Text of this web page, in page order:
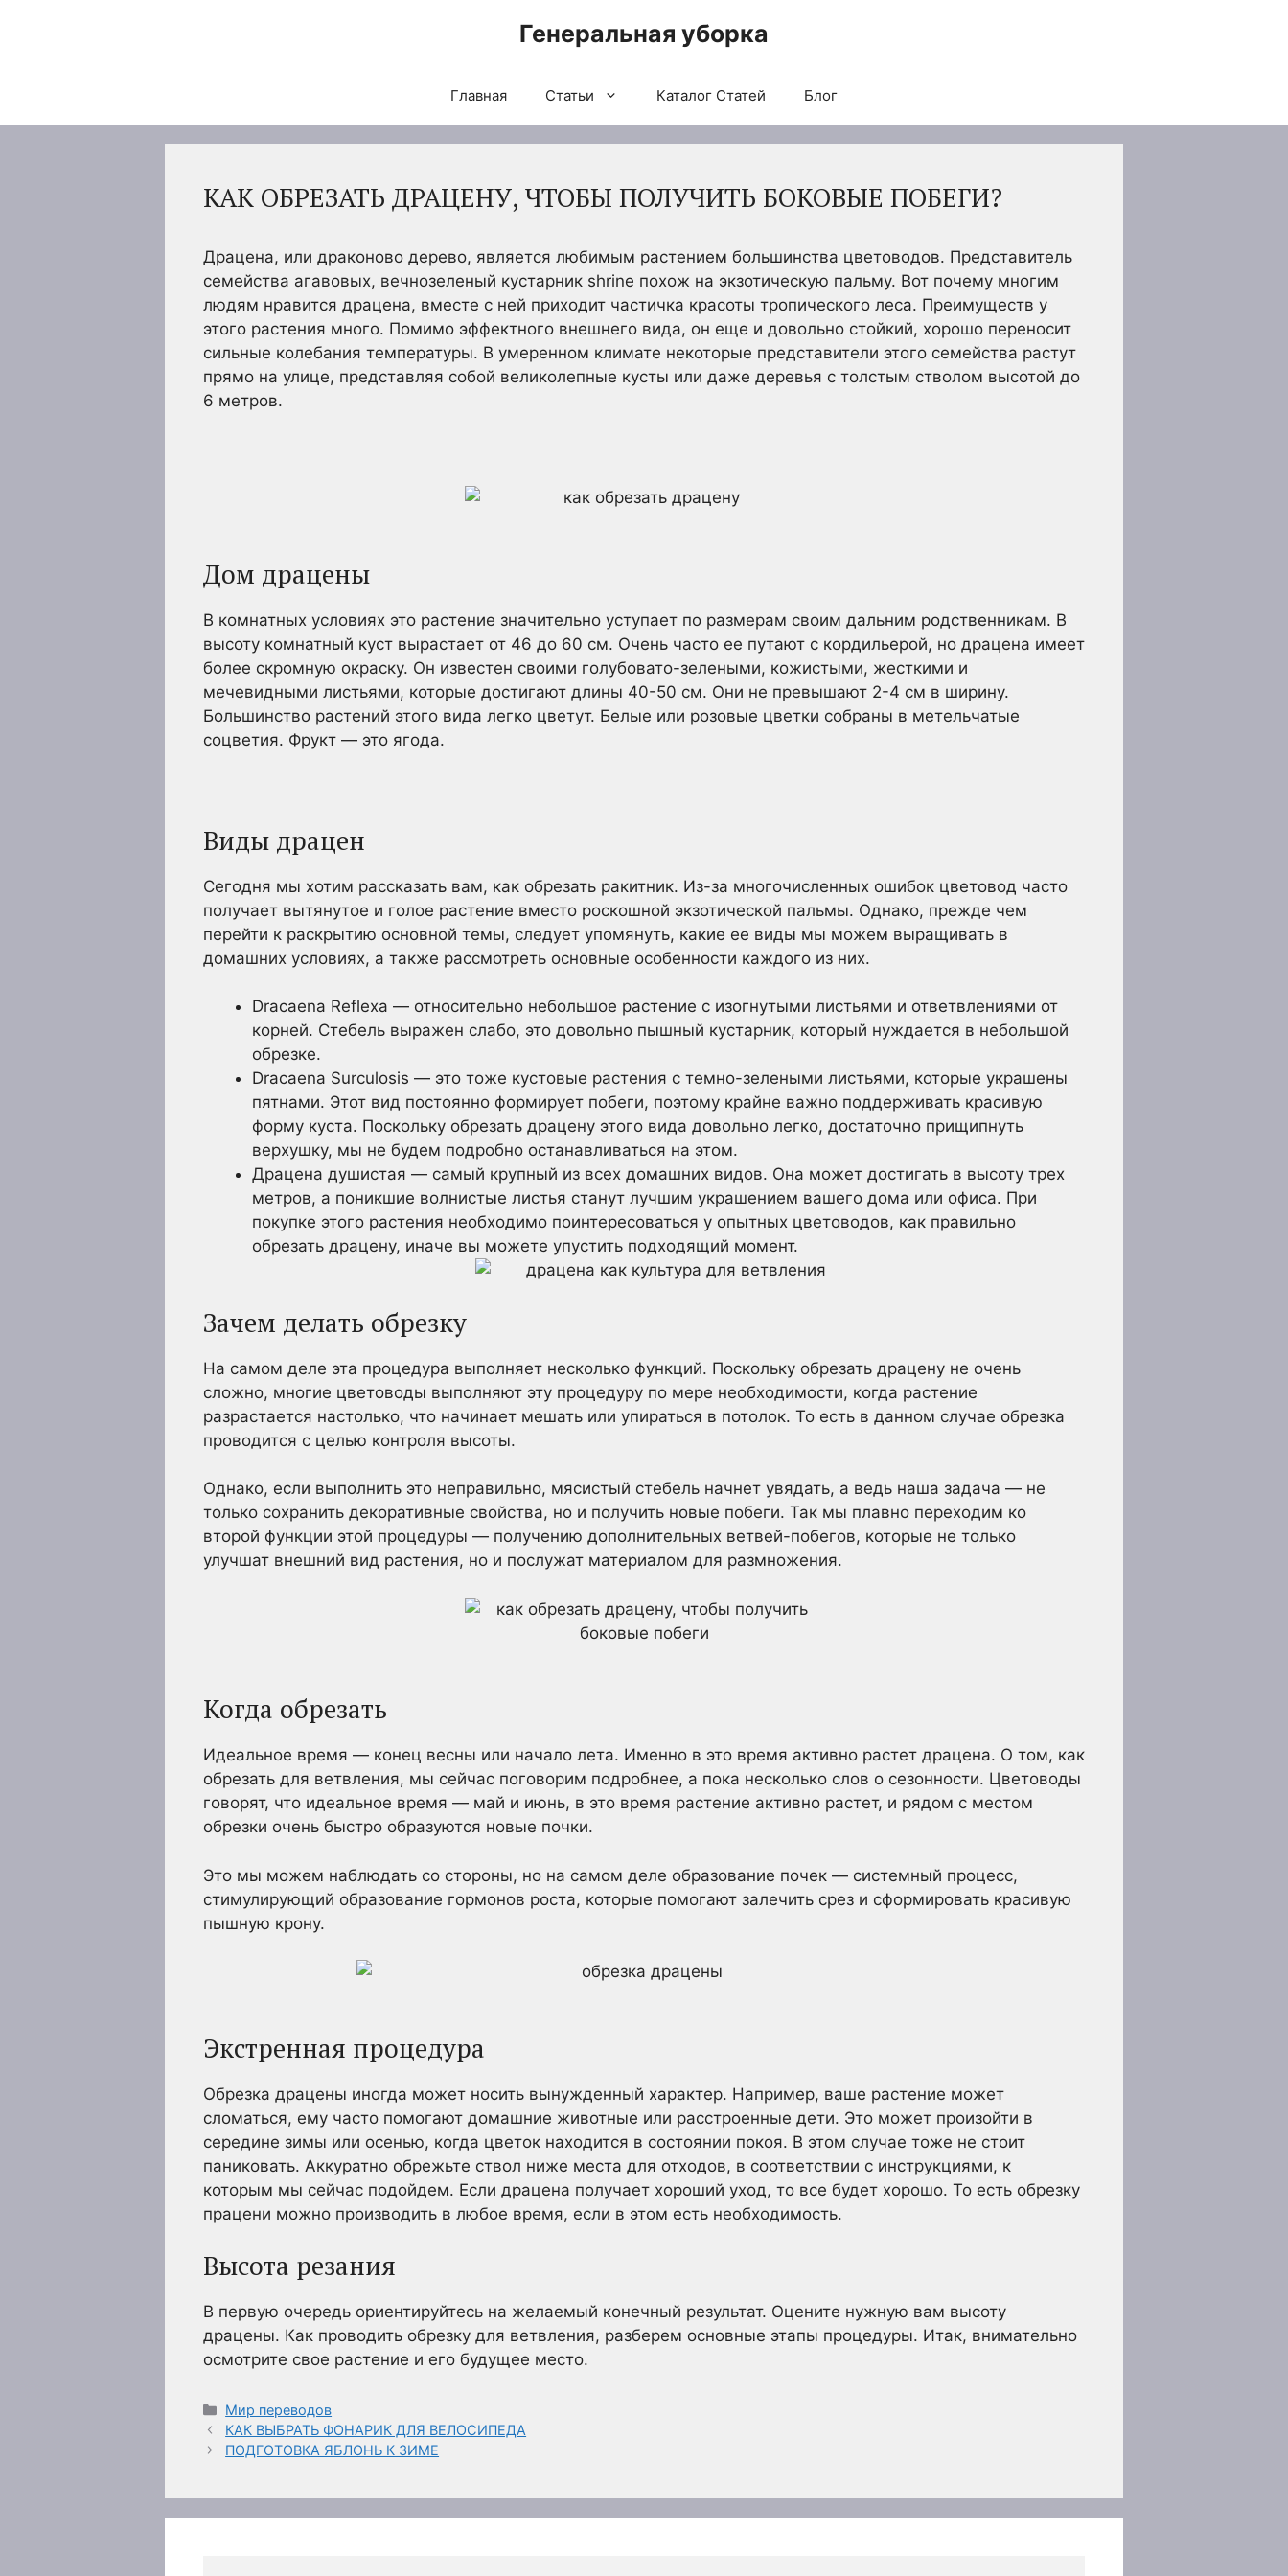
Генеральная уборка
Главная Статьи Каталог Статей Блог
КАК ОБРЕЗАТЬ ДРАЦЕНУ, ЧТОБЫ ПОЛУЧИТЬ БОКОВЫЕ ПОБЕГИ?
Драцена, или драконово дерево, является любимым растением большинства цветоводов. Представитель
семейства агавовых, вечнозеленый кустарник shrine похож на экзотическую пальму. Вот почему многим
людям нравится драцена, вместе с ней приходит частичка красоты тропического леса. Преимуществ у
этого растения много. Помимо эффектного внешнего вида, он еще и довольно стойкий, хорошо переносит
сильные колебания температуры. В умеренном климате некоторые представители этого семейства растут
прямо на улице, представляя собой великолепные кусты или даже деревья с толстым стволом высотой до
6 метров.
Дом драцены
В комнатных условиях это растение значительно уступает по размерам своим дальним родственникам. В
высоту комнатный куст вырастает от 46 до 60 см. Очень часто ее путают с кордильерой, но драцена имеет
более скромную окраску. Он известен своими голубовато-зелеными, кожистыми, жесткими и
мечевидными листьями, которые достигают длины 40-50 см. Они не превышают 2-4 см в ширину.
Большинство растений этого вида легко цветут. Белые или розовые цветки собраны в метельчатые
соцветия. Фрукт — это ягода.
Виды драцен
Сегодня мы хотим рассказать вам, как обрезать ракитник. Из-за многочисленных ошибок цветовод часто
получает вытянутое и голое растение вместо роскошной экзотической пальмы. Однако, прежде чем
перейти к раскрытию основной темы, следует упомянуть, какие ее виды мы можем выращивать в
домашних условиях, а также рассмотреть основные особенности каждого из них.
Dracaena Reflexa — относительно небольшое растение с изогнутыми листьями и ответвлениями от
корней. Стебель выражен слабо, это довольно пышный кустарник, который нуждается в небольшой
обрезке.
Dracaena Surculosis — это тоже кустовые растения с темно-зелеными листьями, которые украшены
пятнами. Этот вид постоянно формирует побеги, поэтому крайне важно поддерживать красивую
форму куста. Поскольку обрезать драцену этого вида довольно легко, достаточно прищипнуть
верхушку, мы не будем подробно останавливаться на этом.
Драцена душистая — самый крупный из всех домашних видов. Она может достигать в высоту трех
метров, а поникшие волнистые листья станут лучшим украшением вашего дома или офиса. При
покупке этого растения необходимо поинтересоваться у опытных цветоводов, как правильно
обрезать драцену, иначе вы можете упустить подходящий момент.
Зачем делать обрезку
На самом деле эта процедура выполняет несколько функций. Поскольку обрезать драцену не очень
сложно, многие цветоводы выполняют эту процедуру по мере необходимости, когда растение
разрастается настолько, что начинает мешать или упираться в потолок. То есть в данном случае обрезка
проводится с целью контроля высоты.
Однако, если выполнить это неправильно, мясистый стебель начнет увядать, а ведь наша задача — не
только сохранить декоративные свойства, но и получить новые побеги. Так мы плавно переходим ко
второй функции этой процедуры — получению дополнительных ветвей-побегов, которые не только
улучшат внешний вид растения, но и послужат материалом для размножения.
Когда обрезать
Идеальное время — конец весны или начало лета. Именно в это время активно растет драцена. О том, как
обрезать для ветвления, мы сейчас поговорим подробнее, а пока несколько слов о сезонности. Цветоводы
говорят, что идеальное время — май и июнь, в это время растение активно растет, и рядом с местом
обрезки очень быстро образуются новые почки.
Это мы можем наблюдать со стороны, но на самом деле образование почек — системный процесс,
стимулирующий образование гормонов роста, которые помогают залечить срез и сформировать красивую
пышную крону.
Экстренная процедура
Обрезка драцены иногда может носить вынужденный характер. Например, ваше растение может
сломаться, ему часто помогают домашние животные или расстроенные дети. Это может произойти в
середине зимы или осенью, когда цветок находится в состоянии покоя. В этом случае тоже не стоит
паниковать. Аккуратно обрежьте ствол ниже места для отходов, в соответствии с инструкциями, к
которым мы сейчас подойдем. Если драцена получает хороший уход, то все будет хорошо. То есть обрезку
працени можно производить в любое время, если в этом есть необходимость.
Высота резания
В первую очередь ориентируйтесь на желаемый конечный результат. Оцените нужную вам высоту
драцены. Как проводить обрезку для ветвления, разберем основные этапы процедуры. Итак, внимательно
осмотрите свое растение и его будущее место.
Рубрики
Мир переводов
КАК ВЫБРАТЬ ФОНАРИК ДЛЯ ВЕЛОСИПЕДА
ПОДГОТОВКА ЯБЛОНЬ К ЗИМЕ